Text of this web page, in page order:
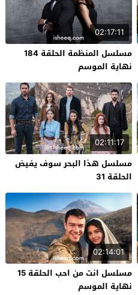
02:17:11
مسلسل المنظمة الحلقة 184
نهاية الموسم
02:11:17
مسلسل هذا البحر سوف يفيض
الحلقة 31
02:14:01
مسلسل انت من احب الحلقة 15
نهاية الموسم